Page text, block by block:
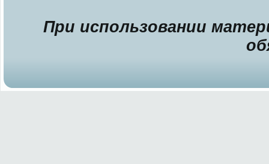
При использовании